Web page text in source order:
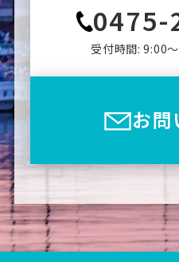
0475-
受付時間: 9:00
お問